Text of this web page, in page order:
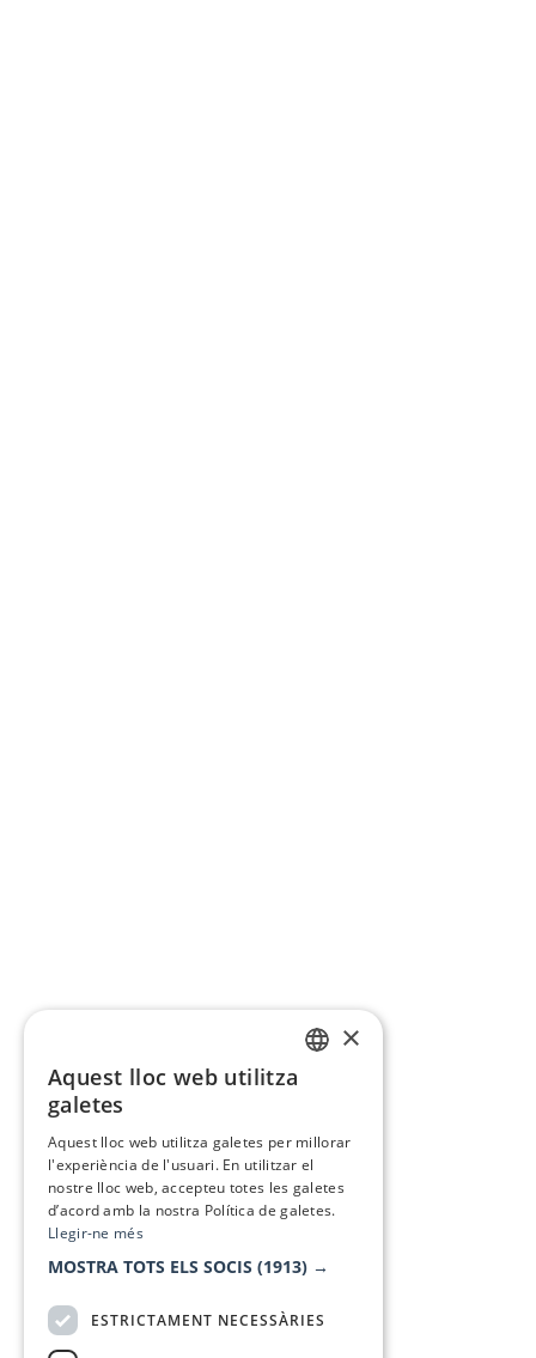
×
Aquest lloc web utilitza
galetes
Aquest lloc web utilitza galetes per millorar
l'experiència de l'usuari. En utilitzar el
nostre lloc web, accepteu totes les galetes
d’acord amb la nostra Política de galetes.
Llegir-ne més
MOSTRA TOTS ELS SOCIS (1913) →
ESTRICTAMENT NECESSÀRIES